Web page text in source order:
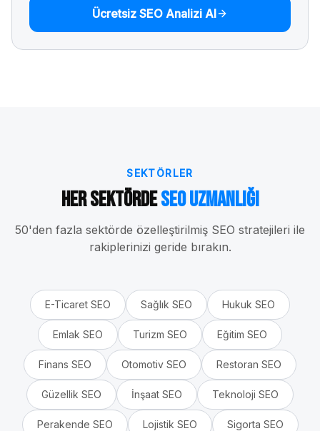
Ücretsiz SEO Analizi Al
SEKTÖRLER
Her SektördeSEO Uzmanlığı
50'den fazla sektörde özelleştirilmiş SEO stratejileri ile
rakiplerinizi geride bırakın.
E-Ticaret SEO Sağlık SEO Hukuk SEO
Emlak SEO Turizm SEO Eğitim SEO
Finans SEO Otomotiv SEO Restoran SEO
Güzellik SEO İnşaat SEO Teknoloji SEO
Perakende SEO Lojistik SEO Sigorta SEO